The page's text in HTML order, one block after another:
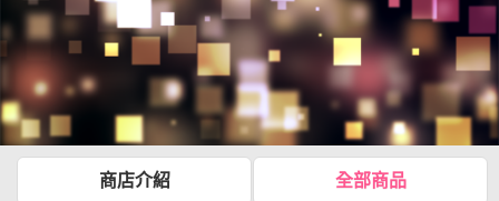
商店介紹 全部商品